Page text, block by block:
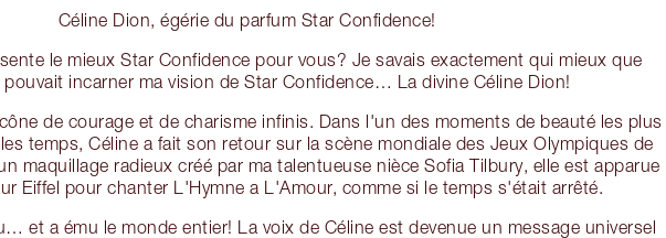
Céline Dion, égérie du parfum Star Confidence!
le mieux Star Confidence pour vous? Je savais exactement qui mieux que
incarner ma vision de Star Confidence… La divine Céline Dion!
de courage et de charisme infinis. Dans l'un des moments de beauté les plus
temps, Céline a fait son retour sur la scène mondiale des Jeux Olympiques de
maquillage radieux créé par ma talentueuse nièce Sofia Tilbury, elle est apparue
Eiffel pour chanter L'Hymne a L'Amour, comme si le temps s'était arrêté.
et a ému le monde entier! La voix de Céline est devenue un message universel